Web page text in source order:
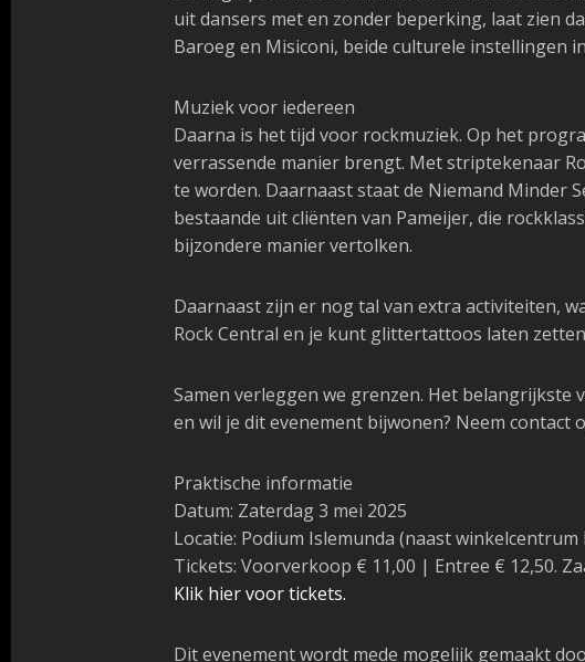
uit dansers met en zonder beperking, laat zien
Baroeg en Misiconi, beide culturele instellingen
Muziek voor iedereen
Daarna is het tijd voor rockmuziek. Op het
verrassende manier brengt. Met striptekenaar
te worden. Daarnaast staat de Niemand Minder
bestaande uit cliënten van Pameijer, die
bijzondere manier vertolken.
Daarnaast zijn er nog tal van extra activiteiten,
Rock Central en je kunt glittertattoos laten
Samen verleggen we grenzen. Het belangrijkste
en wil je dit evenement bijwonen? Neem contact
Praktische informatie
Datum: Zaterdag 3 mei 2025
Locatie: Podium Islemunda (naast
Tickets: Voorverkoop € 11,00 | Entree € 12,50.
Klik hier voor tickets.
Dit evenement wordt mede mogelijk gemaakt